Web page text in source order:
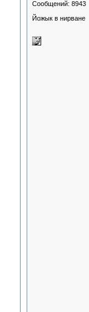
Сообщений: 8943
Йожык в нирване